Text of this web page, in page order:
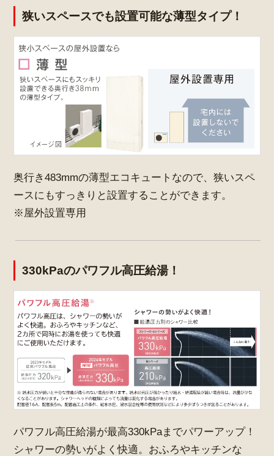
狭いスペースでも設置可能な薄型タイプ！
奥行き483mmの薄型エコキュートなので、狭いスペ
ースにもすっきりと設置することができます。
※屋外設置専用
330kPaのパワフル高圧給湯！
パワフル高圧給湯が最高330kPaまでパワーアップ！
シャワーの勢いがよく快適。おふろやキッチンな